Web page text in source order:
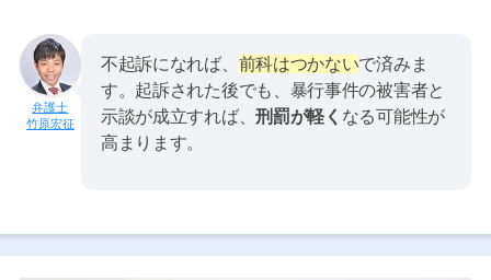
竹原宏征
不起訴になれば、 前科はつかないで済みま
す。起訴された後でも、暴行事件の被害者と
示談が成立すれば、刑罰が軽く なる可能性が
高まります。